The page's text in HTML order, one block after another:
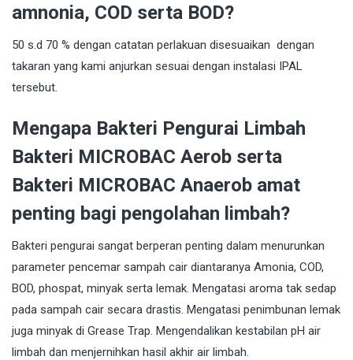
amnonia, COD serta BOD?
50 s.d 70 % dengan catatan perlakuan disesuaikan dengan
takaran yang kami anjurkan sesuai dengan instalasi IPAL
tersebut.
Mengapa Bakteri Pengurai Limbah
Bakteri MICROBAC Aerob serta
Bakteri MICROBAC Anaerob amat
penting bagi pengolahan limbah?
Bakteri pengurai sangat berperan penting dalam menurunkan
parameter pencemar sampah cair diantaranya Amonia, COD,
BOD, phospat, minyak serta lemak. Mengatasi aroma tak sedap
pada sampah cair secara drastis. Mengatasi penimbunan lemak
juga minyak di Grease Trap. Mengendalikan kestabilan pH air
limbah dan menjernihkan hasil akhir air limbah.